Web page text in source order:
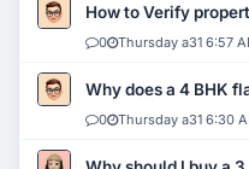
How to Verify
0 Thursday a31 6:57
Why does a 4 BHK
0 Thursday a31 6:30